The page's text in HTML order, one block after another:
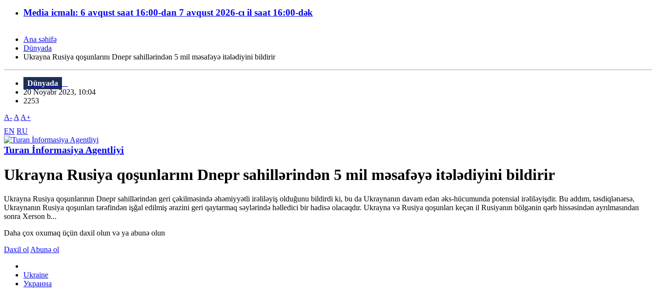
Media icmalı: 6 avqust saat 16:00-dan 7 avqust 2026-cı il saat 16:00-dək
Ana səhifə
Dünyada
Ukrayna Rusiya qoşunlarını Dnepr sahillərindən 5 mil məsafəyə itələdiyini bildirir
Dünyada
20 Noyabr 2023, 10:04
2253
A- A A+
EN RU
Turan İnformasiya Agentliyi
Ukrayna Rusiya qoşunlarını Dnepr sahillərindən 5 mil məsafəyə itələdiyini bildirir
Ukrayna Rusiya qoşunlarının Dnepr sahillərindən geri çəkilməsində əhəmiyyətli irəliləyiş olduğunu bildirdi ki, bu da Ukraynanın davam edən əks-hücumunda potensial irəliləyişdir. Bu addım, təsdiqlənərsə,
Ukraynanın Rusiya qoşunları tərəfindən işğal edilmiş ərazini geri qaytarmaq səylərində həlledici bir hadisə olacaqdır. Ukrayna və Rusiya qoşunları keçən il Rusiyanın bölgənin qərb hissəsindən ayrılmasından
sonra Xerson b...
Daha çox oxumaq üçün daxil olun və ya abunə olun
Daxil ol Abunə ol
Ukraine
Украина